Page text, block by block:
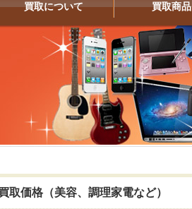
買取について 買取商品
取価格（美容、調理家電など）